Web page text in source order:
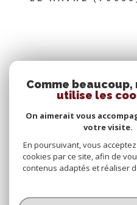
Comme
utilise les
On aimerait vous
votre visite.
En poursuivant, vous
cookies par ce site, afin de
contenus adaptés et réaliser